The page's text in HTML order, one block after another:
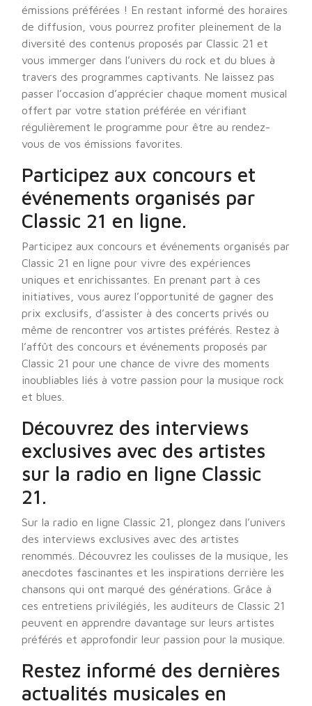
émissions préférées ! En restant informé des horaires
de diffusion, vous pourrez profiter pleinement de la
diversité des contenus proposés par Classic 21 et
vous immerger dans l’univers du rock et du blues à
travers des programmes captivants. Ne laissez pas
passer l’occasion d’apprécier chaque moment musical
offert par votre station préférée en vérifiant
régulièrement le programme pour être au rendez-
vous de vos émissions favorites.
Participez aux concours et
événements organisés par
Classic 21 en ligne.
Participez aux concours et événements organisés par
Classic 21 en ligne pour vivre des expériences
uniques et enrichissantes. En prenant part à ces
initiatives, vous aurez l’opportunité de gagner des
prix exclusifs, d’assister à des concerts privés ou
même de rencontrer vos artistes préférés. Restez à
l’affût des concours et événements proposés par
Classic 21 pour une chance de vivre des moments
inoubliables liés à votre passion pour la musique rock
et blues.
Découvrez des interviews
exclusives avec des artistes
sur la radio en ligne Classic
21.
Sur la radio en ligne Classic 21, plongez dans l’univers
des interviews exclusives avec des artistes
renommés. Découvrez les coulisses de la musique, les
anecdotes fascinantes et les inspirations derrière les
chansons qui ont marqué des générations. Grâce à
ces entretiens privilégiés, les auditeurs de Classic 21
peuvent en apprendre davantage sur leurs artistes
préférés et approfondir leur passion pour la musique.
Restez informé des dernières
actualités musicales en